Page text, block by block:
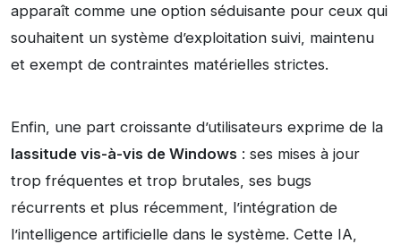
apparaît comme une option séduisante pour ceux qui
souhaitent un système d’exploitation suivi, maintenu
et exempt de contraintes matérielles strictes.
Enfin, une part croissante d’utilisateurs exprime de la
lassitude vis-à-vis de Windows : ses mises à jour
trop fréquentes et trop brutales, ses bugs
récurrents et plus récemment, l’intégration de
l’intelligence artificielle dans le système. Cette IA,